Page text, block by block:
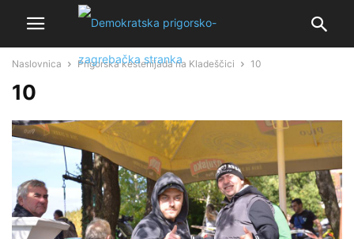
Naslovnica Prigorska kestenijada na Kladeščici 10
10